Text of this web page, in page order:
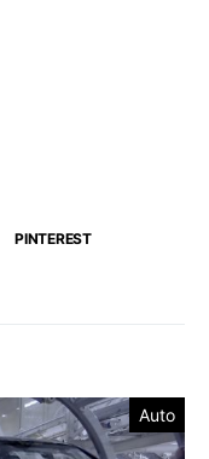
PINTEREST
Auto